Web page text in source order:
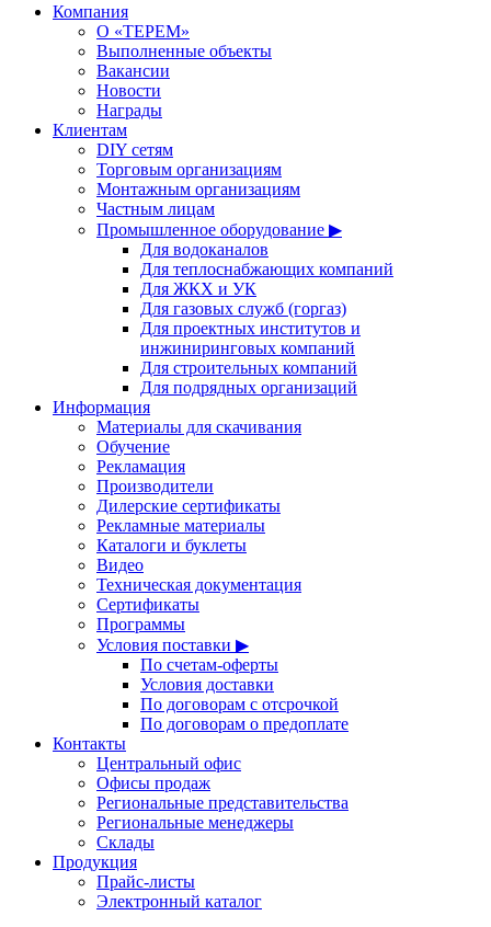
Компания
О «ТЕРЕМ»
Выполненные объекты
Вакансии
Новости
Награды
Клиентам
DIY сетям
Торговым организациям
Монтажным организациям
Частным лицам
Промышленное оборудование ▶
Для водоканалов
Для теплоснабжающих компаний
Для ЖКХ и УК
Для газовых служб (горгаз)
Для проектных институтов и
инжиниринговых компаний
Для строительных компаний
Для подрядных организаций
Информация
Материалы для скачивания
Обучение
Рекламация
Производители
Дилерские сертификаты
Рекламные материалы
Каталоги и буклеты
Видео
Техническая документация
Сертификаты
Программы
Условия поставки ▶
По счетам-оферты
Условия доставки
По договорам с отсрочкой
По договорам о предоплате
Контакты
Центральный офис
Офисы продаж
Региональные представительства
Региональные менеджеры
Склады
Продукция
Прайс-листы
Электронный каталог